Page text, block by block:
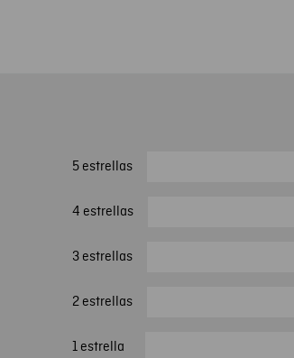
5 estrellas
4 estrellas
3 estrellas
2 estrellas
1 estrella